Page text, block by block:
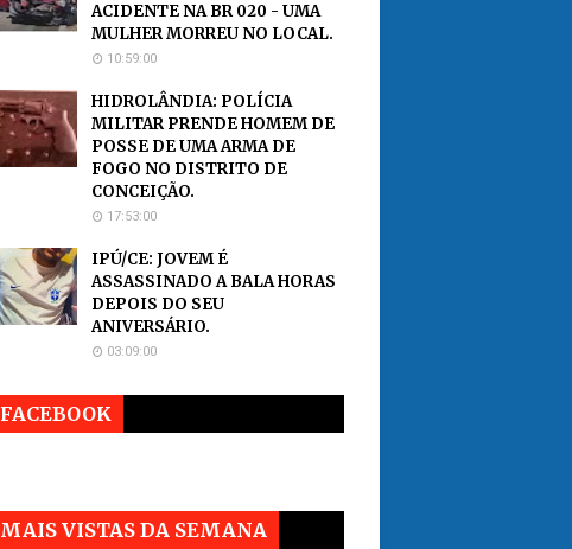
ACIDENTE NA BR 020 - UMA
MULHER MORREU NO LOCAL.
10:59:00
HIDROLÂNDIA: POLÍCIA
MILITAR PRENDE HOMEM DE
POSSE DE UMA ARMA DE
FOGO NO DISTRITO DE
CONCEIÇÃO.
17:53:00
IPÚ/CE: JOVEM É
ASSASSINADO A BALA HORAS
DEPOIS DO SEU
ANIVERSÁRIO.
03:09:00
FACEBOOK
MAIS VISTAS DA SEMANA